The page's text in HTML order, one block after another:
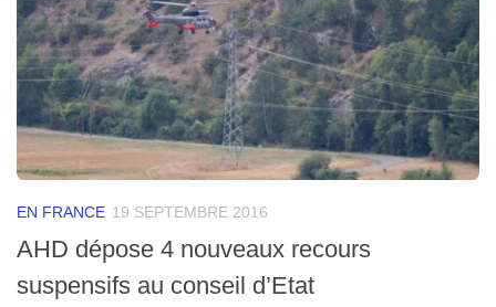
EN FRANCE 19 SEPTEMBRE 2016
AHD dépose 4 nouveaux recours
suspensifs au conseil d’Etat